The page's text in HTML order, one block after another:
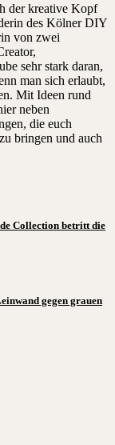
der kreative Kopf
des Kölner DIY
von zwei
sehr stark daran,
man sich erlaubt,
Mit Ideen rund
neben
die euch
bringen und auch
Collection betritt die
gegen grauen